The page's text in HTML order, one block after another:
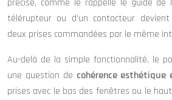
précise, comme le rappelle le guide de
télérupteur ou d’un contacteur
deux prises commandées par le même
Au-delà de la simple fonctionnalité, le
une question de cohérence
prises avec le bas des fenêtres ou le